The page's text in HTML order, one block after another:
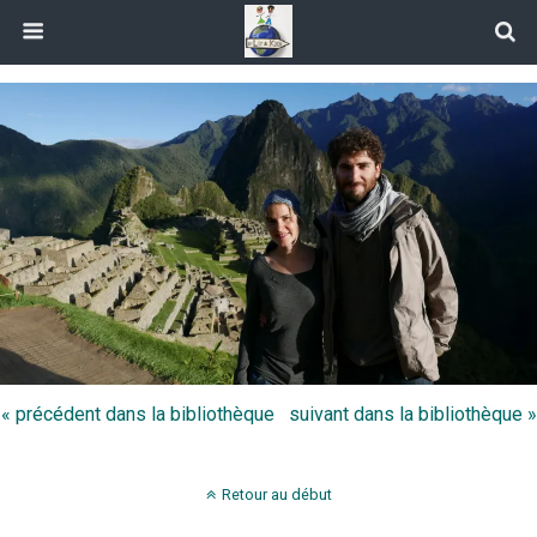
« précédent dans la bibliothèque suivant dans la bibliothèque »
Retour au début